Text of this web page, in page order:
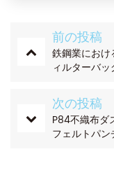
前の投稿
鉄鋼業にお
ィルターバッ
次の投稿
P84不織布ダ
フェルトパン